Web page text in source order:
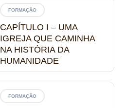
FORMAÇÃO
CAPÍTULO I – UMA
IGREJA QUE CAMINHA
NA HISTÓRIA DA
HUMANIDADE
FORMAÇÃO